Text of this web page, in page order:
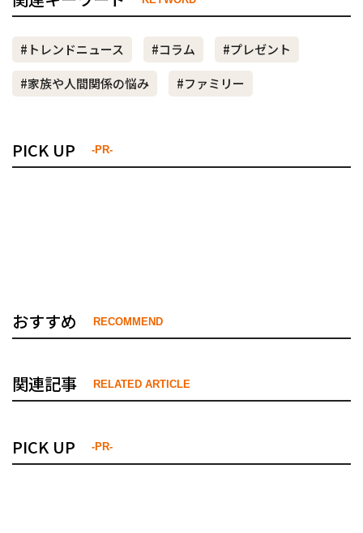
#トレンドニュース #コラム
#プレゼント
#家族や人間関係の悩み
#ファミリー
PICK UP -PR-
おすすめ RECOMMEND
関連記事 RELATED ARTICLE
PICK UP -PR-